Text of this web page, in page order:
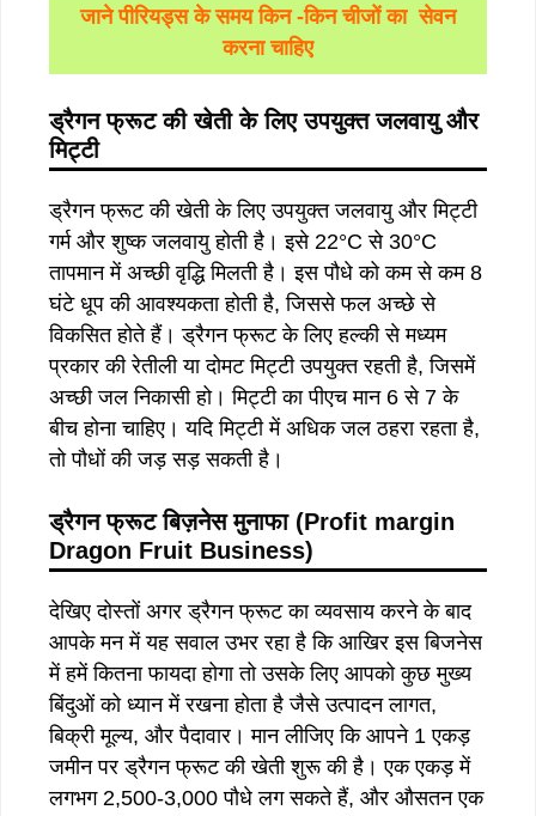
जाने पीरियड्स के समय किन -किन चीजों का सेवन
करना चाहिए
ड्रैगन फ्रूट की खेती के लिए उपयुक्त जलवायु और
मिट्टी
ड्रैगन फ्रूट की खेती के लिए उपयुक्त जलवायु और मिट्टी
गर्म और शुष्क जलवायु होती है। इसे 22°C से 30°C
तापमान में अच्छी वृद्धि मिलती है। इस पौधे को कम से कम 8
घंटे धूप की आवश्यकता होती है, जिससे फल अच्छे से
विकसित होते हैं। ड्रैगन फ्रूट के लिए हल्की से मध्यम
प्रकार की रेतीली या दोमट मिट्टी उपयुक्त रहती है, जिसमें
अच्छी जल निकासी हो। मिट्टी का पीएच मान 6 से 7 के
बीच होना चाहिए। यदि मिट्टी में अधिक जल ठहरा रहता है,
तो पौधों की जड़ सड़ सकती है।
ड्रैगन फ्रूट बिज़नेस मुनाफा(Profit margin
Dragon Fruit Business)
देखिए दोस्तों अगर ड्रैगन फ्रूट का व्यवसाय करने के बाद
आपके मन में यह सवाल उभर रहा है कि आखिर इस बिजनेस
में हमें कितना फायदा होगा तो उसके लिए आपको कुछ मुख्य
बिंदुओं को ध्यान में रखना होता है जैसे उत्पादन लागत,
बिक्री मूल्य, और पैदावार। मान लीजिए कि आपने 1 एकड़
जमीन पर ड्रैगन फ्रूट की खेती शुरू की है। एक एकड़ में
लगभग 2,500-3,000 पौधे लग सकते हैं, और औसतन एक